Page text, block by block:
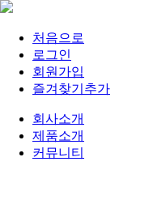
처음으로
로그인
회원가입
즐겨찾기추가
회사소개
제품소개
커뮤니티